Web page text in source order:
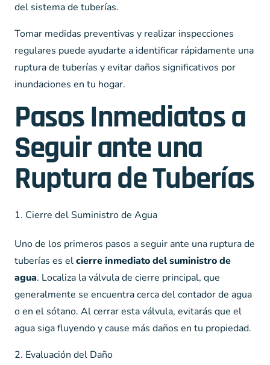
del sistema de tuberías.
Tomar medidas preventivas y realizar inspecciones
regulares puede ayudarte a identificar rápidamente una
ruptura de tuberías y evitar daños significativos por
inundaciones en tu hogar.
Pasos Inmediatos a
Seguir ante una
Ruptura de Tuberías
1. Cierre del Suministro de Agua
Uno de los primeros pasos a seguir ante una ruptura de
tuberías es elcierre inmediato del suministro de
agua. Localiza la válvula de cierre principal, que
generalmente se encuentra cerca del contador de agua
o en el sótano. Al cerrar esta válvula, evitarás que el
agua siga fluyendo y cause más daños en tu propiedad.
2. Evaluación del Daño